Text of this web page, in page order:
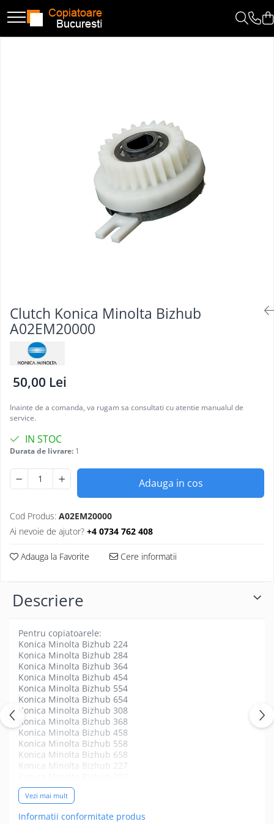
Clutch Konica Minolta Bizhub
A02EM20000
50,00 Lei
Inainte de a comanda, va rugam sa consultati cu atentie manualul de
service.
IN STOC
Durata de livrare: 1
Adauga in cos
Cod Produs: A02EM20000
Ai nevoie de ajutor? +4 0734 762 408
Adauga la Favorite Cere informatii
Descriere
Pentru copiatoarele:
Konica Minolta Bizhub 224
Konica Minolta Bizhub 284
Konica Minolta Bizhub 364
Konica Minolta Bizhub 454
Konica Minolta Bizhub 554
Konica Minolta Bizhub 654
Konica Minolta Bizhub 308
Konica Minolta Bizhub 368
Konica Minolta Bizhub 458
Konica Minolta Bizhub 558
Konica Minolta Bizhub 658
Konica Minolta Bizhub 227
Konica Minolta Bizhub 367
Konica Minolta Bizhub 300i
​​​​​​​Konica Minolta Bizhub C220
Vezi mai mult
Informatii conformitate produs